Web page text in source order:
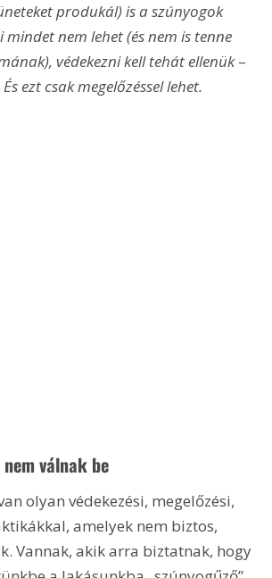
produkál) is a szúnyogok
nem lehet (és nem is tenne
védekezni kell tehát ellenük –
És ezt csak megelőzéssel lehet.
válnak be
olyan védekezési, megelőzési,
amelyek nem biztos,
Vannak, akik arra biztatnak, hogy